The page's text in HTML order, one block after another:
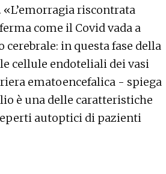
riscontrata
come il Covid vada a
in questa fase della
cellule endoteliali dei vasi
ematoencefalica - spiega
è una delle caratteristiche
autoptici di pazienti